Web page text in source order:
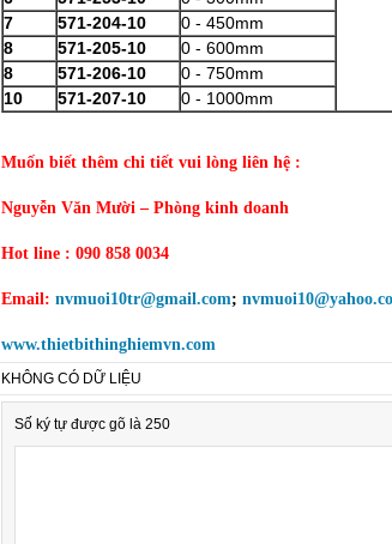
7
571-204-10 0 - 450mm
8 571-205-10
0 - 600mm
8
571-206-10 0 - 750mm
10
571-207-10 0 - 1000mm
Muốn biết thêm chi tiết vui lòng liên hệ :
Nguyễn Văn Mười – Phòng kinh doanh
Hot line : 090 858 0034
Email: nvmuoi10tr@gmail.com;
www.thietbithinghiemvn.com
KHÔNG CÓ DỮ LIỆU
Số ký tự được gõ là 250